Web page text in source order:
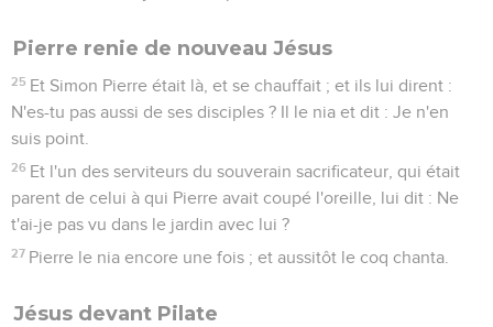
Pierre renie de nouveau Jésus
25 Et Simon Pierre était là, et se chauffait ; et ils lui dirent :
N'es-tu pas aussi de ses disciples ? Il le nia et dit : Je n'en
suis point.
26 Et l'un des serviteurs du souverain sacrificateur, qui était
parent de celui à qui Pierre avait coupé l'oreille, lui dit : Ne
t'ai-je pas vu dans le jardin avec lui ?
27 Pierre le nia encore une fois ; et aussitôt le coq chanta.
Jésus devant Pilate